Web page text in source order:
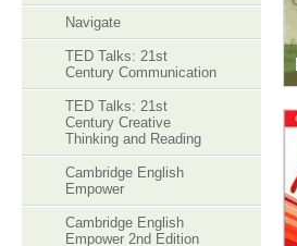
Navigate
TED Talks: 21st
Century Communication
TED Talks: 21st
Century Creative
Thinking and Reading
Cambridge English
Empower
Cambridge English
Empower 2nd Edition